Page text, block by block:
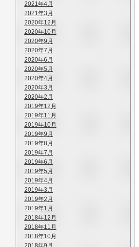
2021年4月
2021年3月
2020年12月
2020年10月
2020年9月
2020年7月
2020年6月
2020年5月
2020年4月
2020年3月
2020年2月
2019年12月
2019年11月
2019年10月
2019年9月
2019年8月
2019年7月
2019年6月
2019年5月
2019年4月
2019年3月
2019年2月
2019年1月
2018年12月
2018年11月
2018年10月
2018年9月